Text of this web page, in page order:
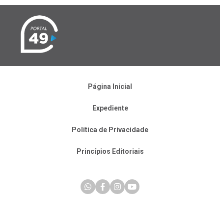
Página Inicial
Expediente
Política de Privacidade
Princípios Editoriais